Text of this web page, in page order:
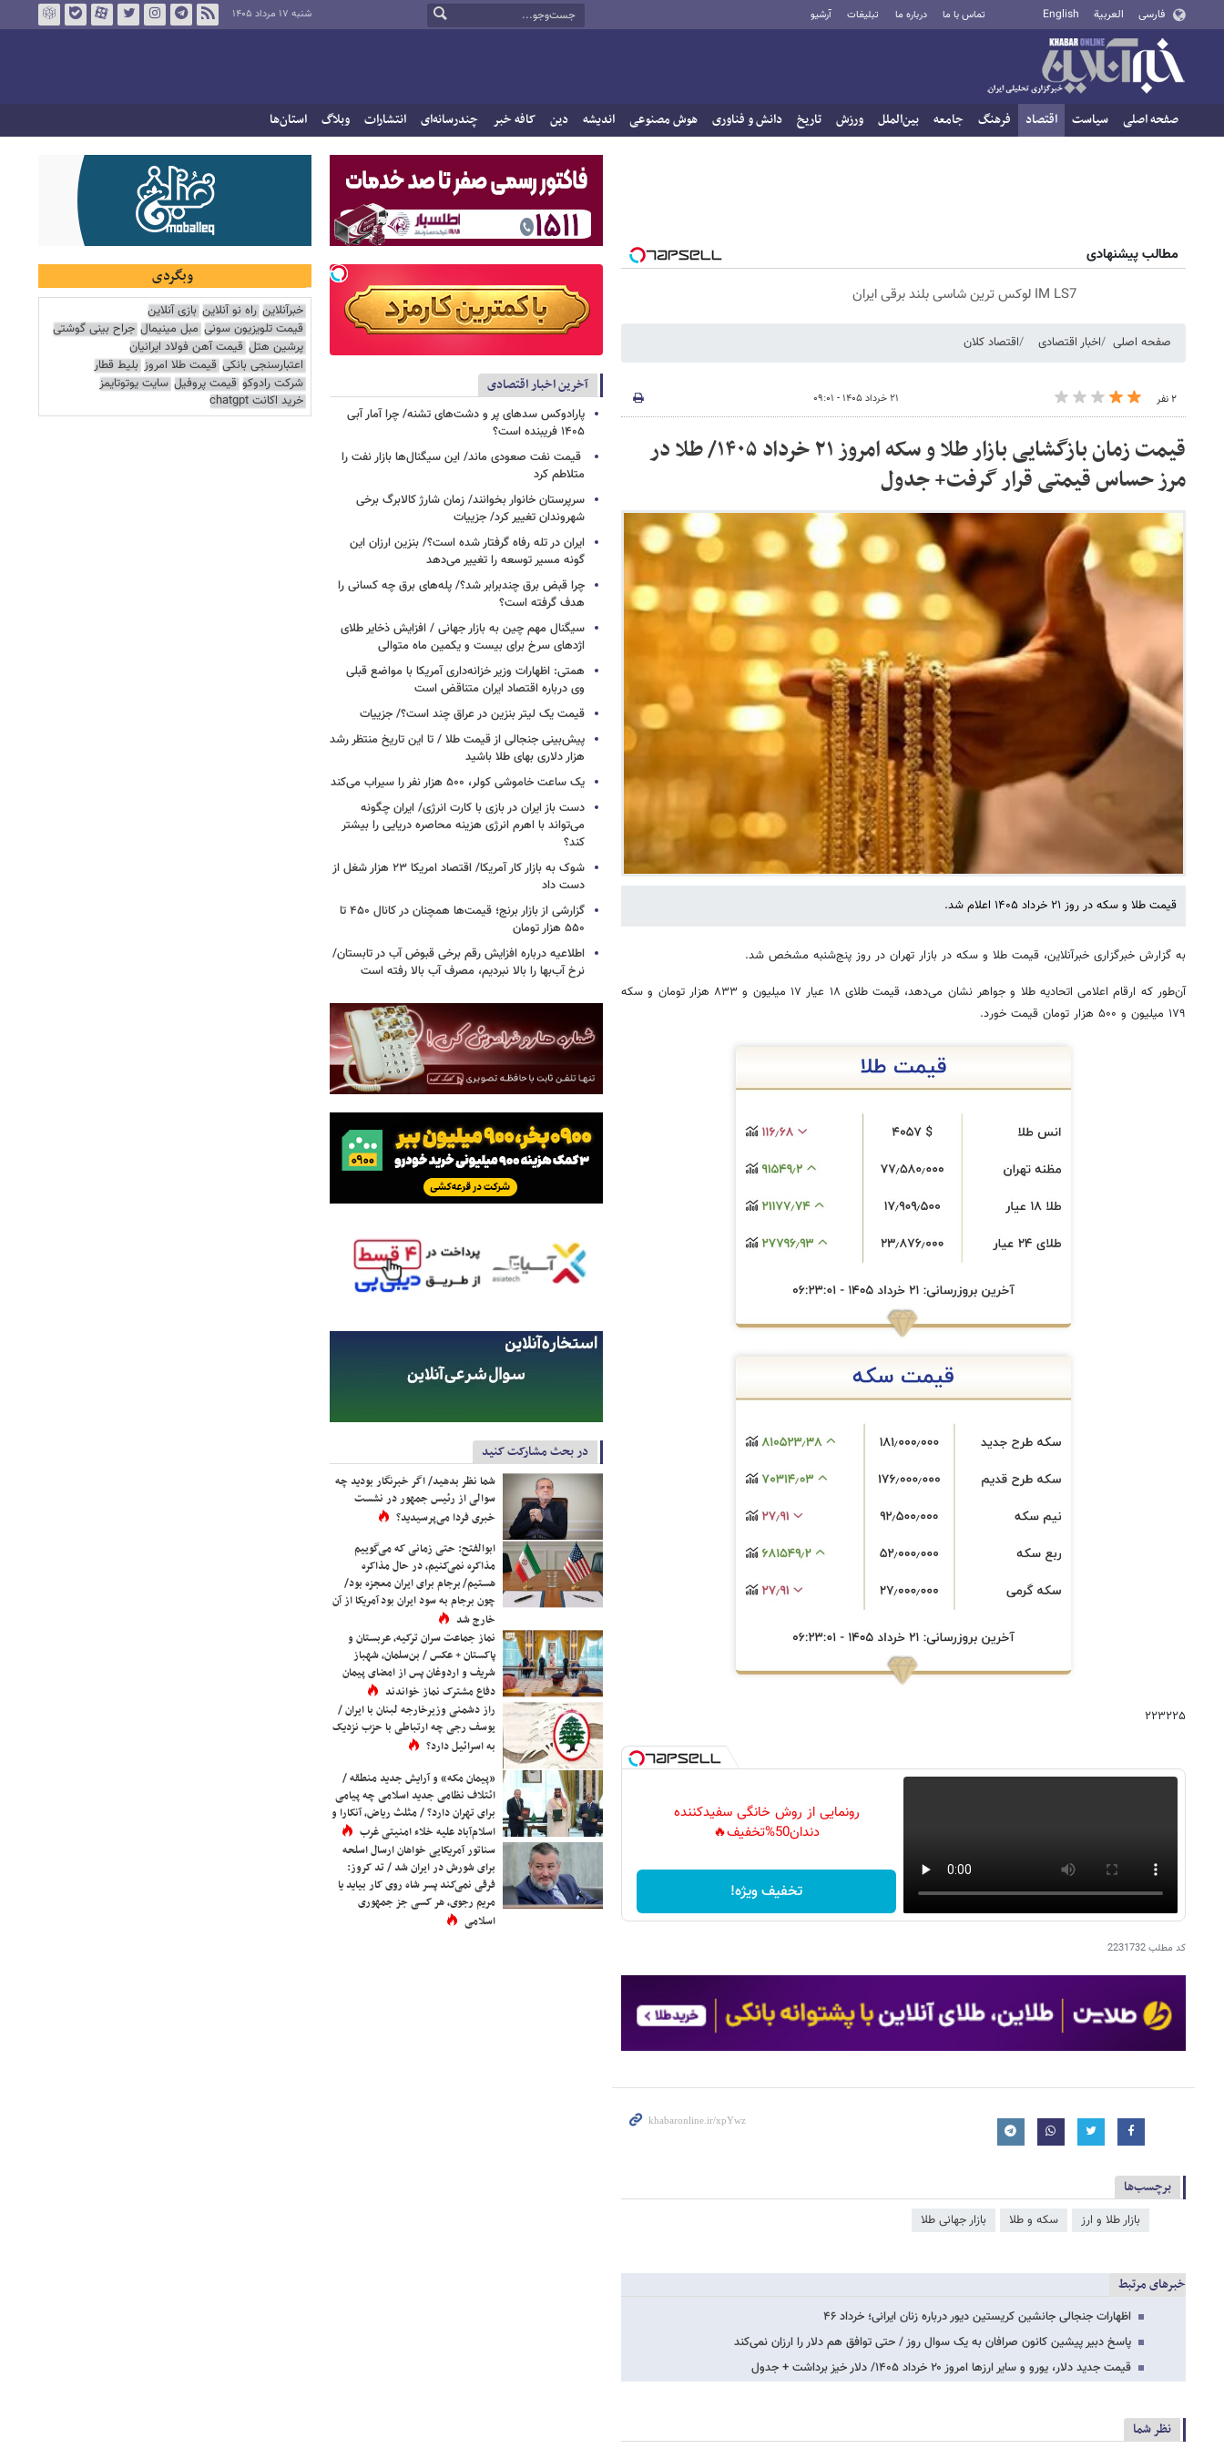
فارسی العربية English تماس با ما درباره ما تبلیغات آرشیو شنبه ۱۷ مرداد ۱۴۰۵
صفحه اصلی سیاست اقتصاد فرهنگ جامعه بین‌الملل ورزش تاریخ دانش و فناوری هوش مصنوعی اندیشه دین کافه خبر چندرسانه‌ای انتشارات وبلاگ استان‌ها
مطالب پیشنهادی
IM LS7 لوکس ترین شاسی بلند برقی ایران
صفحه اصلی اخبار اقتصادی اقتصاد کلان
۲ نفر ۲۱ خرداد ۱۴۰۵ - ۰۹:۰۱
قیمت زمان بازگشایی بازار طلا و سکه امروز ۲۱ خرداد ۱۴۰۵/ طلا در
مرز حساس قیمتی قرار گرفت+ جدول
قیمت طلا و سکه در روز ۲۱ خرداد ۱۴۰۵ اعلام شد.
به گزارش خبرگزاری خبرآنلاین، قیمت طلا و سکه در بازار تهران در روز پنج‌شنبه مشخص شد.
آن‌طور که ارقام اعلامی اتحادیه طلا و جواهر نشان می‌دهد، قیمت طلای ۱۸ عیار ۱۷ میلیون و ۸۳۳ هزار تومان و سکه
۱۷۹ میلیون و ۵۰۰ هزار تومان قیمت خورد.
۲۲۳۲۲۵
رونمایی از روش خانگی سفیدکننده
دندان50%تخفیف🔥
تخفیف ویژه!
کد مطلب2231732
برچسب‌ها
بازار طلا و ارز سکه و طلا بازار جهانی طلا
خبرهای مرتبط
اظهارات جنجالی جانشین کریستین دیور درباره زنان ایرانی؛ خرداد ۴۶
پاسخ دبیر پیشین کانون صرافان به یک سوال روز / حتی توافق هم دلار را ارزان نمی‌کند
قیمت جدید دلار، یورو و سایر ارزها امروز ۲۰ خرداد ۱۴۰۵/ دلار خیز برداشت + جدول
نظر شما
آخرین اخبار اقتصادی
پارادوکس سدهای پر و دشت‌های تشنه/ چرا آمار آبی
۱۴۰۵ فریبنده است؟
قیمت نفت صعودی ماند/ این سیگنال‌ها بازار نفت را
متلاطم کرد
سرپرستان خانوار بخوانند/ زمان شارژ کالابرگ برخی
شهروندان تغییر کرد/ جزییات
ایران در تله رفاه گرفتار شده است؟/ بنزین ارزان این
گونه مسیر توسعه را تغییر می‌دهد
چرا قبض برق چندبرابر شد؟/ پله‌های برق چه کسانی را
هدف گرفته است؟
سیگنال‌ مهم چین به بازار جهانی / افزایش ذخایر طلای
اژدهای سرخ برای بیست و یکمین ماه متوالی
همتی: اظهارات وزیر خزانه‌داری آمریکا با مواضع قبلی
وی درباره اقتصاد ایران متناقض است
قیمت یک لیتر بنزین در عراق چند است؟/ جزییات
پیش‌بینی جنجالی از قیمت طلا / تا این تاریخ منتظر رشد
هزار دلاری بهای طلا باشید
یک ساعت خاموشی کولر، ۵۰۰ هزار نفر را سیراب می‌کند
دست باز ایران در بازی با کارت انرژی/ ایران چگونه
می‌تواند با اهرم انرژی‌ هزینه محاصره دریایی را بیشتر
کند؟
شوک به بازار کار آمریکا/ اقتصاد امریکا ۲۳ هزار شغل از
دست داد
گزارشی از بازار برنج؛ قیمت‌ها همچنان در کانال ۴۵۰ تا
۵۵۰ هزار تومان
اطلاعیه درباره افزایش رقم برخی قبوض آب در تابستان/
نرخ آب‌بها را بالا نبردیم، مصرف آب بالا رفته است
در بحث مشارکت کنید
شما نظر بدهید/ اگر خبرنگار بودید چه
سوالی از رئیس جمهور در نشست
خبری فردا می‌پرسیدید؟
ابوالفتح: حتی زمانی که می‌گوییم
مذاکره نمی‌کنیم، در حال مذاکره
هستیم/ برجام برای ایران معجزه بود/
چون برجام به سود ایران بود آمریکا از آن
خارج شد
نماز جماعت سران ترکیه، عربستان و
پاکستان + عکس / بن‌سلمان، شهباز
شریف و اردوغان پس از امضای پیمان
دفاع مشترک نماز خواندند
راز دشمنی وزیرخارجه لبنان با ایران /
یوسف رجی چه ارتباطی با حزب نزدیک
به اسرائیل دارد؟
«پیمان مکه» و آرایش جدید منطقه /
ائتلاف نظامی جدید اسلامی چه پیامی
برای تهران دارد؟ / مثلث ریاض، آنکارا و
اسلام‌آباد علیه خلاء امنیتی غرب
سناتور آمریکایی خواهان ارسال اسلحه
برای شورش در ایران شد / تد کروز:
فرقی نمی‌کند پسر شاه روی کار بیاید یا
مریم رجوی، هر کسی جز جمهوری
اسلامی
وبگردی
خبرآنلاین راه نو آنلاین بازی آنلاین
قیمت تلویزیون سونی مبل مینیمال جراح بینی گوشتی
پرشین هتل قیمت آهن فولاد ایرانیان
اعتبارسنجی بانکی قیمت طلا امروز بلیط قطار
شرکت رادوکو قیمت پروفیل سایت یوتوتایمز
خرید اکانت chatgpt